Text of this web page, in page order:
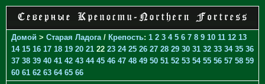
Домой > Старая Ладога / Крепость: 1 2 3 4 5 6 7 8 9 10 11 12 13
14 15 16 17 18 19 20 21 22 23 24 25 26 27 28 29 30 31 32 33 34 35 36
37 38 39 40 41 42 43 44 45 46 47 48 49 50 51 52 53 54 55 56 57 58 59
60 61 62 63 64 65 66